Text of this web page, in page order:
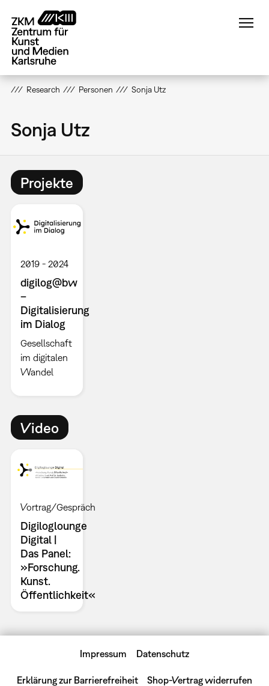
zum
Inhalt
Research Personen Sonja Utz
Sonja Utz
Projekte
2019 2024
digilog@bw
–
Digitalisierung
im Dialog
Gesellschaft
im digitalen
Wandel
Video
Vortrag/Gespräch
Digiloglounge
Digital |
Das Panel:
»Forschung.
Kunst.
Öffentlichkeit«
Impressum Datenschutz
Erklärung zur Barrierefreiheit Shop-Vertrag widerrufen